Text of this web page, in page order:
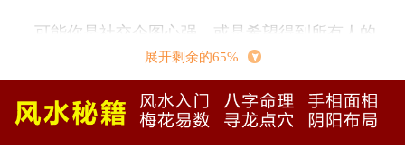
可能你是社交企图心强，或是希望得到所有人的
喝采关怀，才透过鬼这种东西来引起大家的注意。
梦到被魔鬼抓走，尤其你在潜意识中一定会认为，
你被魔鬼抓走，所有的人都应该会把注意力都集中
在你身上。这样一来就达到了你受人注意的目的。
展开剩余的65%